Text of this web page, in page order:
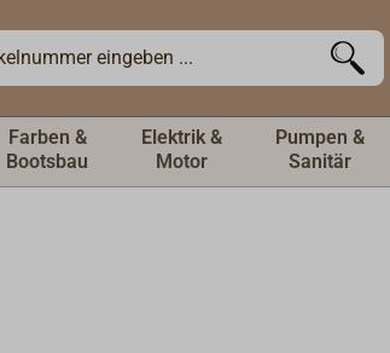
Farben &
Bootsbau
Elektrik &
Motor
Pumpen &
Sanitär